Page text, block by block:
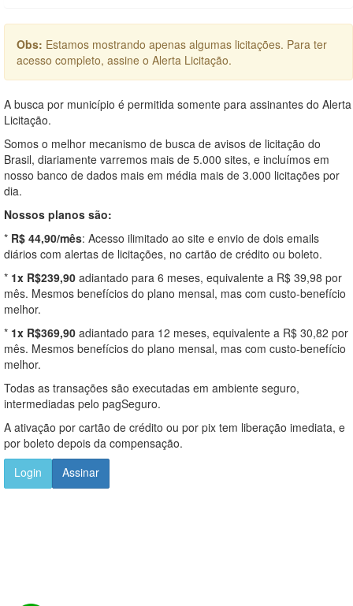
Obs: Estamos mostrando apenas algumas licitações. Para ter
acesso completo, assine o Alerta Licitação.
A busca por município é permitida somente para assinantes do Alerta
Licitação.
Somos o melhor mecanismo de busca de avisos de licitação do
Brasil, diariamente varremos mais de 5.000 sites, e incluímos em
nosso banco de dados mais em média mais de 3.000 licitações por
dia.
Nossos planos são:
* R$ 44,90/mês: Acesso ilimitado ao site e envio de dois emails
diários com alertas de licitações, no cartão de crédito ou boleto.
* 1x R$239,90 adiantado para 6 meses, equivalente a R$ 39,98 por
mês. Mesmos benefícios do plano mensal, mas com custo-benefício
melhor.
* 1x R$369,90 adiantado para 12 meses, equivalente a R$ 30,82 por
mês. Mesmos benefícios do plano mensal, mas com custo-benefício
melhor.
Todas as transações são executadas em ambiente seguro,
intermediadas pelo pagSeguro.
A ativação por cartão de crédito ou por pix tem liberação imediata, e
por boleto depois da compensação.
Login
Assinar